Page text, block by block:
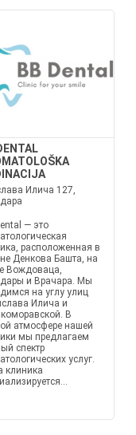
Илича 127,
— это
расположенная в
Денкова Башта, на
Вождоваца,
и Врачара. Мы
на углу улиц
Илича и
В
атмосфере нашей
мы предлагаем
спектр
услуг.
клиника